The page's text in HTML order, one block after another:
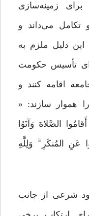
زمینه‌سازی
تکامل می‌داند و
این دلیل ملزم به
تأسیس حکومت
اقامه کنند و
هموار سازند: «
الصَّلاهَ وَآتَوُا
عَنِ المُنکَرِ ۗ وَلِلَّهِ
شرعی از جانب